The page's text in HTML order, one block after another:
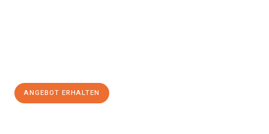
ANGEBOT ERHALTEN